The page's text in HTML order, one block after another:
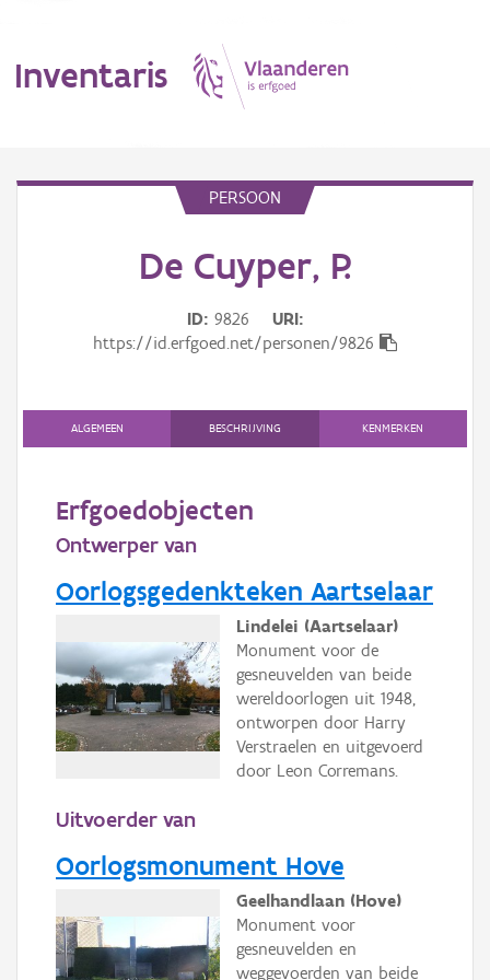
Inventaris
Thema
Persoon of collectief
Downloads
Hergebruik
Aanmelden
PERSOON
De Cuyper, P.
ID 9826
URI
https://id.erfgoed.net/personen/9826
ALGEMEEN BESCHRIJVING KENMERKEN
Erfgoedobjecten
Ontwerper van
Oorlogsgedenkteken Aartselaar
Lindelei (Aartselaar)
Monument voor de
gesneuvelden van beide
wereldoorlogen uit 1948,
ontworpen door Harry
Verstraelen en uitgevoerd
door Leon Corremans.
Uitvoerder van
Oorlogsmonument Hove
Geelhandlaan (Hove)
Monument voor
gesneuvelden en
weggevoerden van beide